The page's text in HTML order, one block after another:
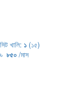
সিট খালি: ১ (১৫)
৳ ৮৫০ /মাস